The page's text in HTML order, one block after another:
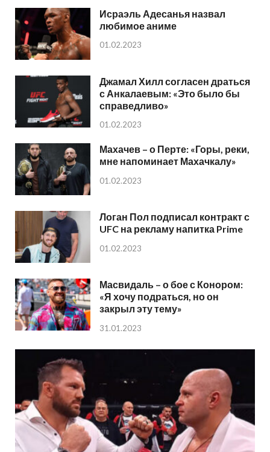
Исраэль Адесанья назвал
любимое аниме
01.02.2023
Джамал Хилл согласен драться
с Анкалаевым: «Это было бы
справедливо»
01.02.2023
Махачев – о Перте: «Горы, реки,
мне напоминает Махачкалу»
01.02.2023
Логан Пол подписал контракт с
UFC на рекламу напитка Prime
01.02.2023
Масвидаль – о бое с Конором:
«Я хочу подраться, но он
закрыл эту тему»
31.01.2023